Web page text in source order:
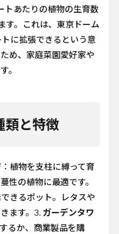
トあたりの植物の生育数
す。これは、東京ドーム
に拡張できるという意
め、家庭菜園愛好家や
。
類と特徴
：植物を支柱に縛って育
性の植物に最適です。
できるポット。レタスや
ます。3. ガーデンタワ
るか、商業製品を購